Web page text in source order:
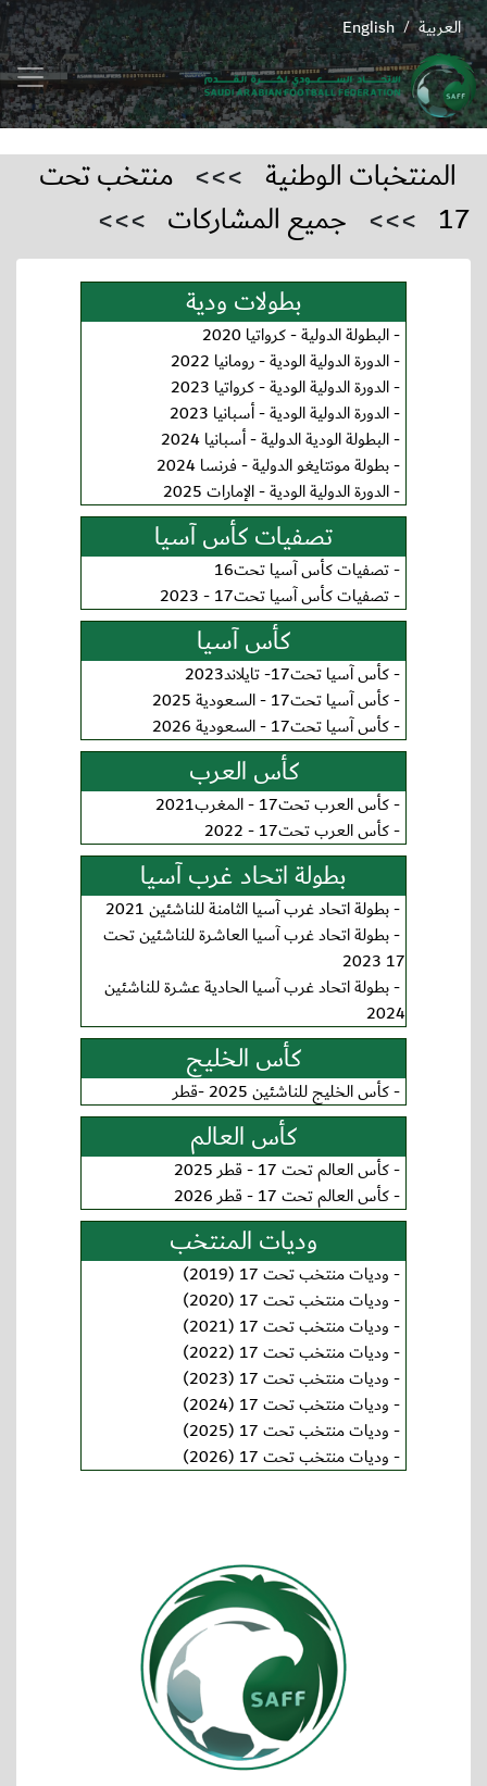
English / العربية
المنتخبات الوطنية >>> منتخب تحت
17
>>> جميع المشاركات >>>
بطولات ودية
-البطولة الدولية - كرواتيا 2020
-الدورة الدولية الودية - رومانيا 2022
-الدورة الدولية الودية - كرواتيا 2023
-الدورة الدولية الودية - أسبانيا 2023
-البطولة الودية الدولية - أسبانيا 2024
-بطولة مونتايغو الدولية - فرنسا 2024
-الدورة الدولية الودية - الإمارات 2025
تصفيات كأس آسيا
-تصفيات كأس آسيا تحت16
-تصفيات كأس آسيا تحت17 - 2023
كأس آسيا
-كأس آسيا تحت17- تايلاند2023
-كأس آسيا تحت17 - السعودية 2025
-كأس آسيا تحت17 - السعودية 2026
كأس العرب
-كأس العرب تحت17 - المغرب2021
-كأس العرب تحت17 - 2022
بطولة اتحاد غرب آسيا
-بطولة اتحاد غرب آسيا الثامنة للناشئين 2021
-بطولة اتحاد غرب آسيا العاشرة للناشئين تحت
17 2023
-بطولة اتحاد غرب آسيا الحادية عشرة للناشئين
2024
كأس الخليج
-كأس الخليج للناشئين 2025 -قطر
كأس العالم
-كأس العالم تحت 17 - قطر 2025
-كأس العالم تحت 17 - قطر 2026
وديات المنتخب
-وديات منتخب تحت 17 (2019)
-وديات منتخب تحت 17 (2020)
-وديات منتخب تحت 17 (2021)
-وديات منتخب تحت 17 (2022)
-وديات منتخب تحت 17 (2023)
-وديات منتخب تحت 17 (2024)
-وديات منتخب تحت 17 (2025)
-وديات منتخب تحت 17 (2026)